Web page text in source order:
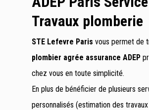
Travaux plomberie
STE Lefevre Paris vous permet de
plombier agrée assurance ADEP
chez vous en toute simplicité.
En plus de bénéficier de plusieurs
personnalisés (estimation des